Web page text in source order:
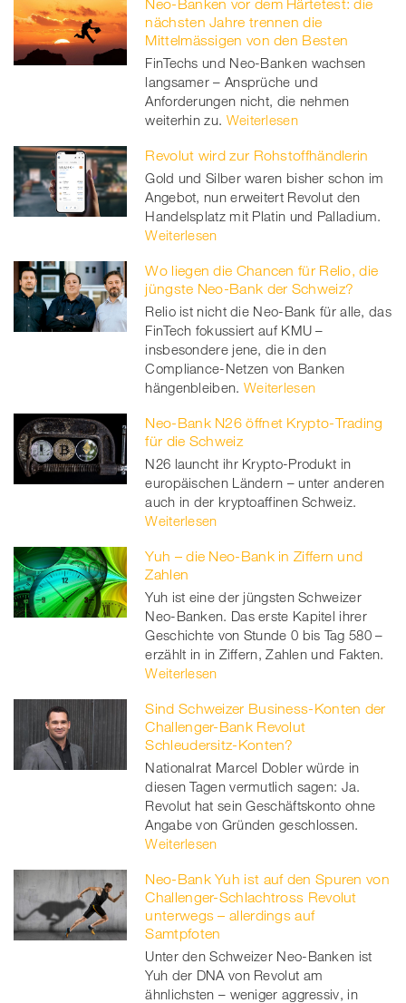
nächsten Jahre trennen die
Mittelmässigen von den Besten
FinTechs und Neo-Banken wachsen
langsamer – Ansprüche und
Anforderungen nicht, die nehmen
weiterhin zu. Weiterlesen
Revolut wird zur Rohstoffhändlerin
Gold und Silber waren bisher schon im
Angebot, nun erweitert Revolut den
Handelsplatz mit Platin und Palladium.
Weiterlesen
Wo liegen die Chancen für Relio, die
jüngste Neo-Bank der Schweiz?
Relio ist nicht die Neo-Bank für alle, das
FinTech fokussiert auf KMU –
insbesondere jene, die in den
Compliance-Netzen von Banken
hängenbleiben. Weiterlesen
Neo-Bank N26 öffnet Krypto-Trading
für die Schweiz
N26 launcht ihr Krypto-Produkt in
europäischen Ländern – unter anderen
auch in der kryptoaffinen Schweiz.
Weiterlesen
Yuh – die Neo-Bank in Ziffern und
Zahlen
Yuh ist eine der jüngsten Schweizer
Neo-Banken. Das erste Kapitel ihrer
Geschichte von Stunde 0 bis Tag 580 –
erzählt in in Ziffern, Zahlen und Fakten.
Weiterlesen
Sind Schweizer Business-Konten der
Challenger-Bank Revolut
Schleudersitz-Konten?
Nationalrat Marcel Dobler würde in
diesen Tagen vermutlich sagen: Ja.
Revolut hat sein Geschäftskonto ohne
Angabe von Gründen geschlossen.
Weiterlesen
Neo-Bank Yuh ist auf den Spuren von
Challenger-Schlachtross Revolut
unterwegs – allerdings auf
Samtpfoten
Unter den Schweizer Neo-Banken ist
Yuh der DNA von Revolut am
ähnlichsten – weniger aggressiv, in